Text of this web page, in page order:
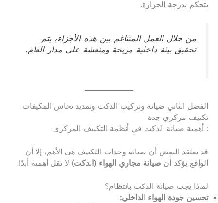
يتحكم بدرجة الحرارة.
من خلال العمل المتناغم بين هذه الأجزاء، يتم
تحقيق بيئة داخلية مريحة ومنعشة على مدار العام.
الفصل الثاني صيانة وتركيب الدكت وتمديد نحاس المكيفات
تكييف مركزي جدة
: أهمية صيانة الدكت في أنظمة التكييف المركزي
قد يعتقد البعض أن صيانة وحدات التكييف هي الأهم، إلا أن
الواقع يؤكد أن صيانة مجاري الهواء (الدكت) لا تقل أهمية أبدًا.
لماذا يجب صيانة الدكت بانتظام؟
تحسين جودة الهواء الداخلي: